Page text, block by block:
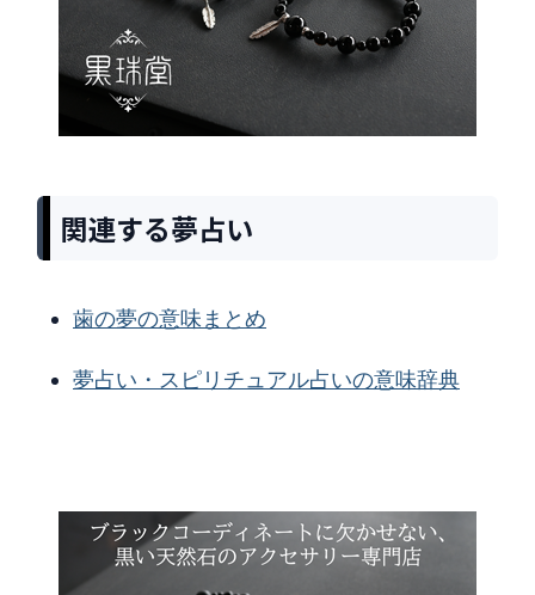
関連する夢占い
歯の夢の意味まとめ
夢占い・スピリチュアル占いの意味辞典